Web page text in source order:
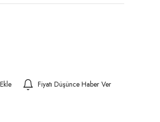
Fiyatı Düşünce Haber Ver